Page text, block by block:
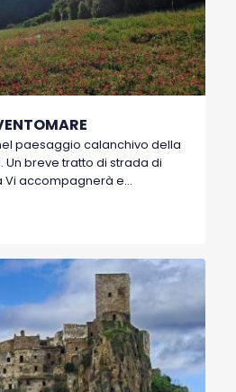
paesaggio calanchivo della
Un breve tratto di strada di
accompagnerà e
si raggiunge un punto
appunto Belvedere che
angolazione